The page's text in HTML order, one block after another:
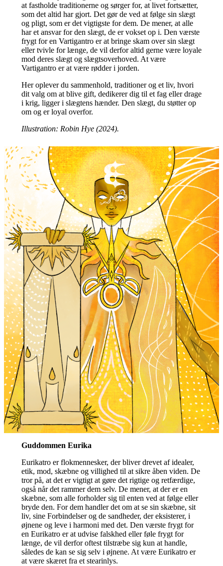
at fastholde traditionerne og sørger for, at livet fortsætter,
som det altid har gjort. Det gør de ved at følge sin slægt
og pligt, som er det vigtigste for dem. De mener, at alle
har et ansvar for den slægt, de er vokset op i. Den værste
frygt for en Vartigantro er at bringe skam over sin slægt
eller tvivle for længe, de vil derfor altid gerne være loyale
mod deres slægt og slægtsoverhoved. At være
Vartigantro er at være rødder i jorden.
Her oplever du sammenhold, traditioner og et liv, hvori
dit valg om at blive gift, dedikerer dig til et fag eller drage
i krig, ligger i slægtens hænder. Den slægt, du støtter op
om og er loyal overfor.
Illustration: Robin Hye (2024).
Guddommen Eurika
Eurikatro er flokmennesker, der bliver drevet af idealer,
etik, mod, skæbne og villighed til at sikre åben viden. De
tror på, at det er vigtigt at gøre det rigtige og retfærdige,
også når det rammer dem selv. De mener, at der er en
skæbne, som alle forholder sig til enten ved at følge eller
bryde den. For dem handler det om at se sin skæbne, sit
liv, sine Forbindelser og de sandheder, der eksisterer, i
øjnene og leve i harmoni med det. Den værste frygt for
en Eurikatro er at udvise falskhed eller føle frygt for
længe, de vil derfor oftest tilstræbe sig kun at handle,
således de kan se sig selv i øjnene. At være Eurikatro er
at være skæret fra et stearinlys.